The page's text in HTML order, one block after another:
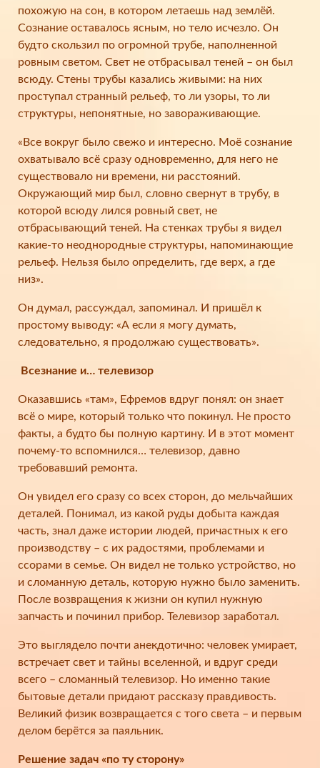
похожую на сон, в котором летаешь над землёй.
Сознание оставалось ясным, но тело исчезло. Он
будто скользил по огромной трубе, наполненной
ровным светом. Свет не отбрасывал теней – он был
всюду. Стены трубы казались живыми: на них
проступал странный рельеф, то ли узоры, то ли
структуры, непонятные, но завораживающие.
«Все вокруг было свежо и интересно. Моё сознание
охватывало всё сразу одновременно, для него не
существовало ни времени, ни расстояний.
Окружающий мир был, словно свернут в трубу, в
которой всюду лился ровный свет, не
отбрасывающий теней. На стенках трубы я видел
какие-то неоднородные структуры, напоминающие
рельеф. Нельзя было определить, где верх, а где
низ».
Он думал, рассуждал, запоминал. И пришёл к
простому выводу: «А если я могу думать,
следовательно, я продолжаю существовать».
Всезнание и… телевизор
Оказавшись «там», Ефремов вдруг понял: он знает
всё о мире, который только что покинул. Не просто
факты, а будто бы полную картину. И в этот момент
почему-то вспомнился… телевизор, давно
требовавший ремонта.
Он увидел его сразу со всех сторон, до мельчайших
деталей. Понимал, из какой руды добыта каждая
часть, знал даже истории людей, причастных к его
производству – с их радостями, проблемами и
ссорами в семье. Он видел не только устройство, но
и сломанную деталь, которую нужно было заменить.
После возвращения к жизни он купил нужную
запчасть и починил прибор. Телевизор заработал.
Это выглядело почти анекдотично: человек умирает,
встречает свет и тайны вселенной, и вдруг среди
всего – сломанный телевизор. Но именно такие
бытовые детали придают рассказу правдивость.
Великий физик возвращается с того света – и первым
делом берётся за паяльник.
Решение задач «по ту сторону»